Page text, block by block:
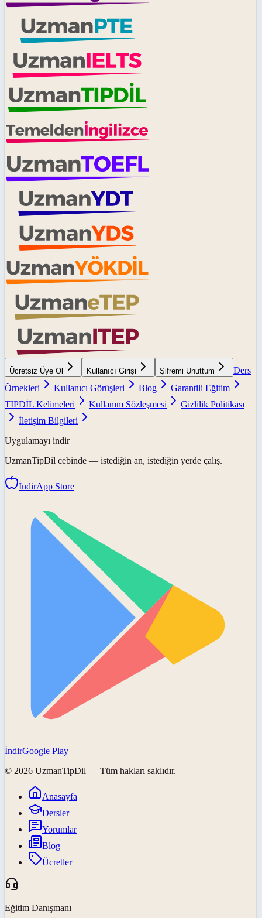
Ücretsiz Üye Ol Kullanıcı Girişi Şifremi Unuttum
Ders
Örnekleri
Kullanıcı Görüşleri Blog
Garantili Eğitim
TIPDİL Kelimeleri
Kullanım Sözleşmesi
Gizlilik Politikası
İletişim Bilgileri
Uygulamayı indir
UzmanTipDil cebinde — istediğin an, istediğin yerde çalış.
İndirApp Store
İndirGoogle Play
© 2026 UzmanTipDil — Tüm hakları saklıdır.
Anasayfa
Dersler
Yorumlar
Blog
Ücretler
Eğitim Danışmanı